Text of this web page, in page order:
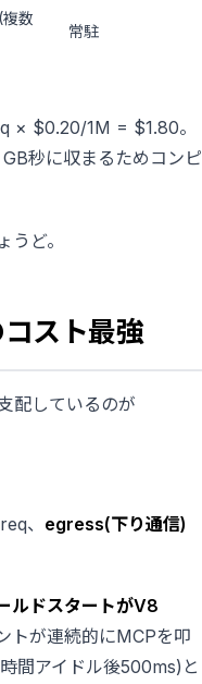
数
常駐
× $0.20/1M = $1.80。
秒に収まるためコンピ
ど。
スト最強
配しているのが
、 egress(下り通信)
ルドスタートがV8
トが連続的にMCPを叩
間アイドル後500ms)と